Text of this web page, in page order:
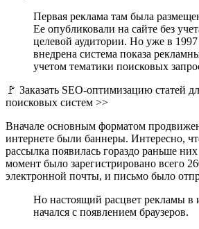
Первая реклама там была
Ее опубликовали на сайте без
целевой аудитории. Но уже в
внедрена система показа
учетом тематики поисковых
🚩 Заказать SEO-оптимизацию статей
поисковых систем >>
Вначале основным форматом
интернете были баннеры. Интересно,
рассылка появилась гораздо раньше
момент было зарегистрировано всего
электронной почты, и письмо было
Но настоящий расцвет рекламы в
начался с появлением браузеров.